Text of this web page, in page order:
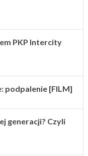
PKP Intercity
podpalenie [FILM]
generacji? Czyli